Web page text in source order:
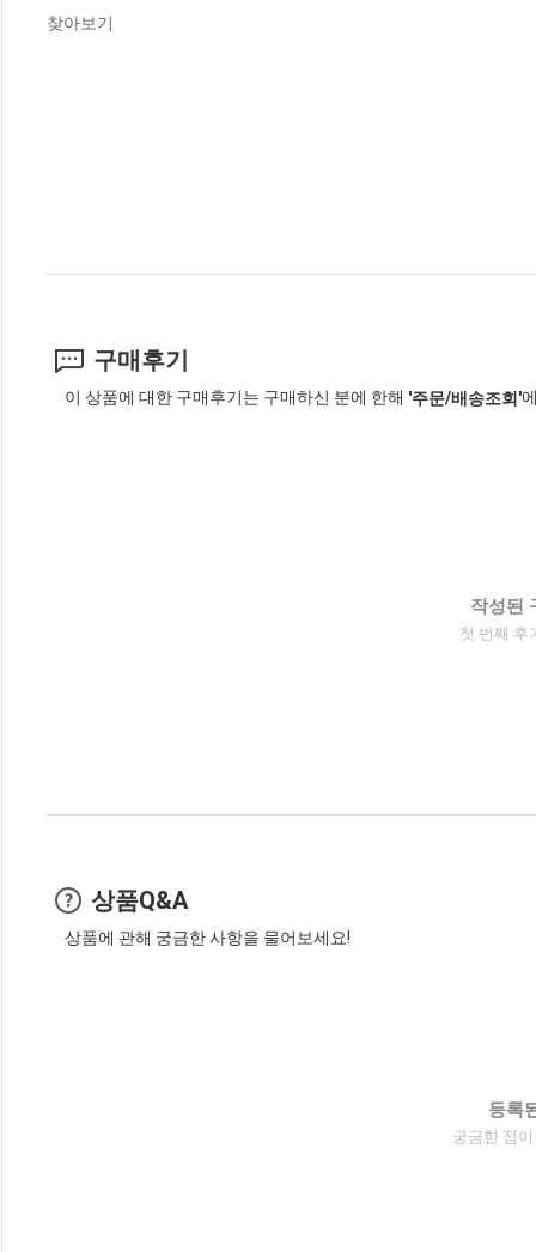
찾아보기
구매후기
이 상품에 대한 구매후기는 구매하신 분에 한해 '주문/배송조회'
작성된
첫 번째 후
상품Q&A
상품에 관해 궁금한 사항을 물어보세요!
등록
궁금한 점